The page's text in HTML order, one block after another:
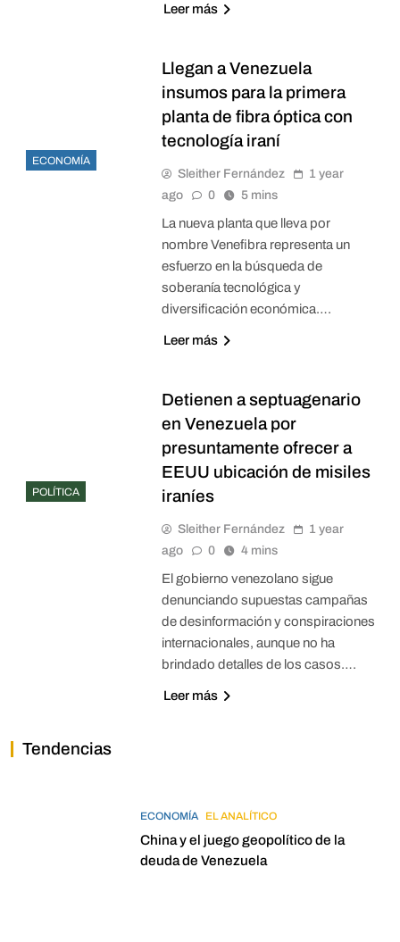
Leer más
ECONOMÍA
Llegan a Venezuela
insumos para la primera
planta de fibra óptica con
tecnología iraní
Sleither Fernández
1 year
ago
0 5 mins
La nueva planta que lleva por
nombre Venefibra representa un
esfuerzo en la búsqueda de
soberanía tecnológica y
diversificación económica….
Leer más
POLÍTICA
Detienen a septuagenario
en Venezuela por
presuntamente ofrecer a
EEUU ubicación de misiles
iraníes
Sleither Fernández
1 year
ago
0 4 mins
El gobierno venezolano sigue
denunciando supuestas campañas
de desinformación y conspiraciones
internacionales, aunque no ha
brindado detalles de los casos….
Leer más
Tendencias
ECONOMÍA EL ANALÍTICO
China y el juego geopolítico de la
deuda de Venezuela